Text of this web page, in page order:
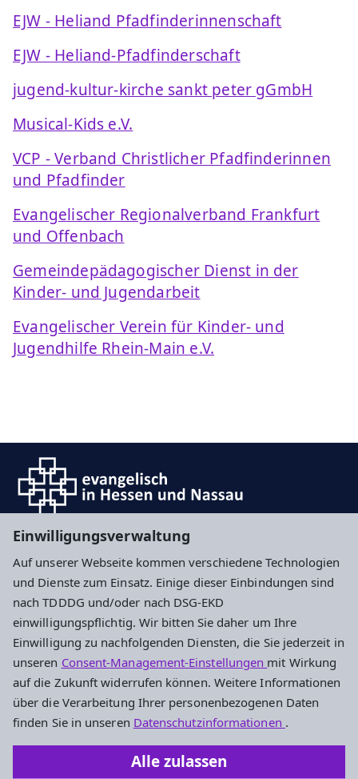
Einwilligungsverwaltung
Auf unserer Webseite kommen verschiedene Technologien
und Dienste zum Einsatz. Einige dieser Einbindungen sind
nach TDDDG und/oder nach DSG-EKD
einwilligungspflichtig. Wir bitten Sie daher um Ihre
Einwilligung zu nachfolgenden Diensten, die Sie jederzeit in
unseren Consent-Management-Einstellungen mit Wirkung
auf die Zukunft widerrufen können. Weitere Informationen
über die Verarbeitung Ihrer personenbezogenen Daten
finden Sie in unseren Datenschutzinformationen .
Alle zulassen
EJW - Heliand Pfadfinderinnenschaft
EJW - Heliand-Pfadfinderschaft
jugend-kultur-kirche sankt peter gGmbH
Musical-Kids e.V.
VCP - Verband Christlicher Pfadfinderinnen
und Pfadfinder
Evangelischer Regionalverband Frankfurt
und Offenbach
Gemeindepädagogischer Dienst in der
Kinder- und Jugendarbeit
Evangelischer Verein für Kinder- und
Jugendhilfe Rhein-Main e.V.
Evangelisches Stadtjugendpfarramt
Frankfurt und Offenbach
Stalburgstraße 38
60318 Frankfurt am Main
stadtjugendpfarramt@frankfurt-evangelisch.de